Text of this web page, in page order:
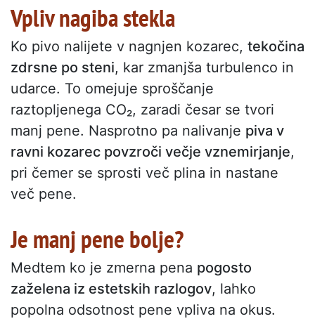
Vpliv nagiba stekla
Ko pivo nalijete v nagnjen kozarec, tekočina
zdrsne po steni, kar zmanjša turbulenco in
udarce. To omejuje sproščanje
raztopljenega CO₂, zaradi česar se tvori
manj pene. Nasprotno pa nalivanje piva v
ravni kozarec povzroči večje vznemirjanje,
pri čemer se sprosti več plina in nastane
več pene.
Je manj pene bolje?
Medtem ko je zmerna pena pogosto
zaželena iz estetskih razlogov, lahko
popolna odsotnost pene vpliva na okus.